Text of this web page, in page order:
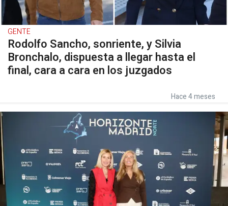
GENTE
Rodolfo Sancho, sonriente, y Silvia
Bronchalo, dispuesta a llegar hasta el
final, cara a cara en los juzgados
Hace 4 meses